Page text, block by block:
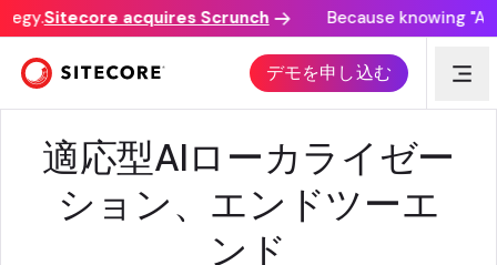
Sitecore acquires Scrunch Because knowing
デモを申し込む
LILT + SITECORE
適応型AIローカライゼー
ション、エンドツーエ
ンド